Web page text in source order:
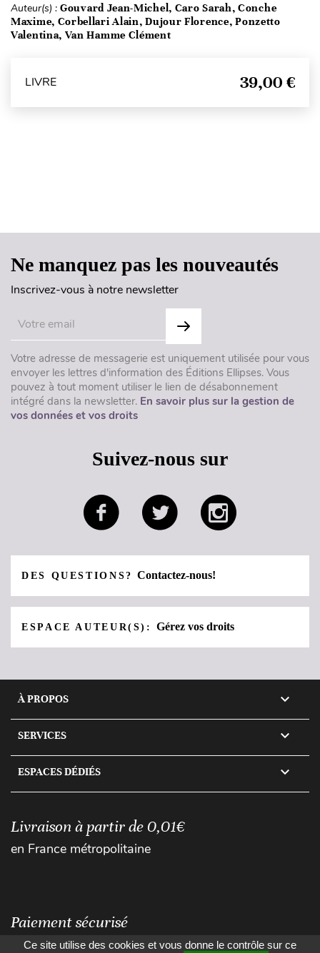
Auteur(s) : Gouvard Jean-Michel, Caro Sarah, Conche
Maxime, Corbellari Alain, Dujour Florence, Ponzetto
Valentina, Van Hamme Clément
LIVRE 39,00 €
Ne manquez pas les nouveautés
Inscrivez-vous à notre newsletter
Votre adresse de messagerie est uniquement utilisée pour vous
envoyer les lettres d'information des Éditions Ellipses. Vous
pouvez à tout moment utiliser le lien de désabonnement
intégré dans la newsletter. En savoir plus sur la gestion de
vos données et vos droits
Suivez-nous sur
DES QUESTIONS?Contactez-nous!
ESPACE AUTEUR(S):Gérez vos droits
À PROPOS 
SERVICES 
ESPACES DÉDIÉS 
Livraison à partir de 0,01€
en France métropolitaine
Paiement sécurisé
Ce site utilise des cookies et vous donne le contrôle sur ce